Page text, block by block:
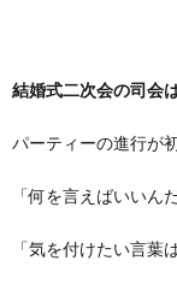
結婚式二次会の司会
パーティーの進行が
「何を言えばいいん
「気を付けたい言葉